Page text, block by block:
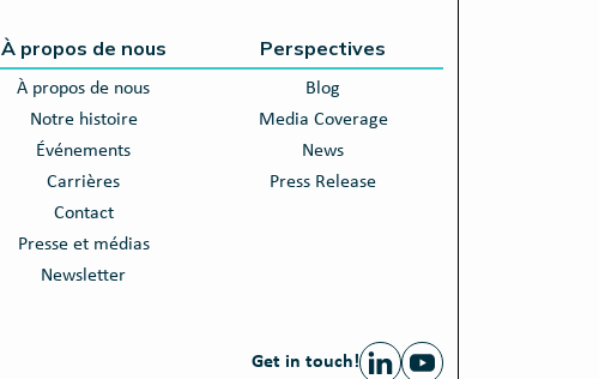
À propos de nous
À propos de nous
Notre histoire
Événements
Carrières
Contact
Presse et médias
Newsletter
Perspectives
Blog
Media Coverage
News
Press Release
Get in touch!